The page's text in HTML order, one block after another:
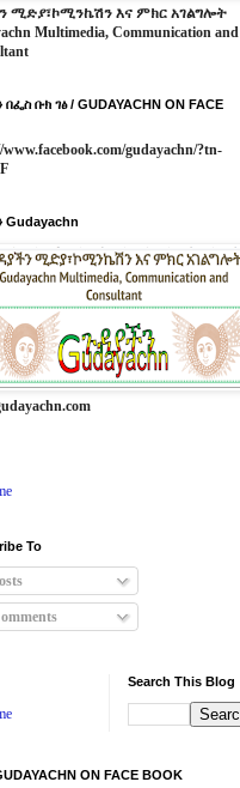
ሚድያ፣ኮሚንኬሽን እና ምክር አገልግሎት
Multimedia, Communication and
ቡክ ገፅ / GUDAYACHN ON FACE
gudayachn/?tn-
Gudayachn
To
Search This Blog
ON FACE BOOK